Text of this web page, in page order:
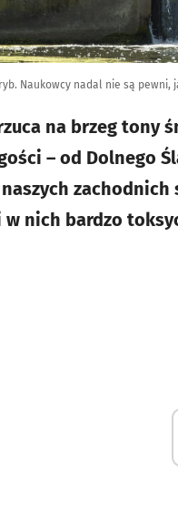
Naukowcy nadal nie są
na brzeg tony
– od Dolnego
nich bardzo